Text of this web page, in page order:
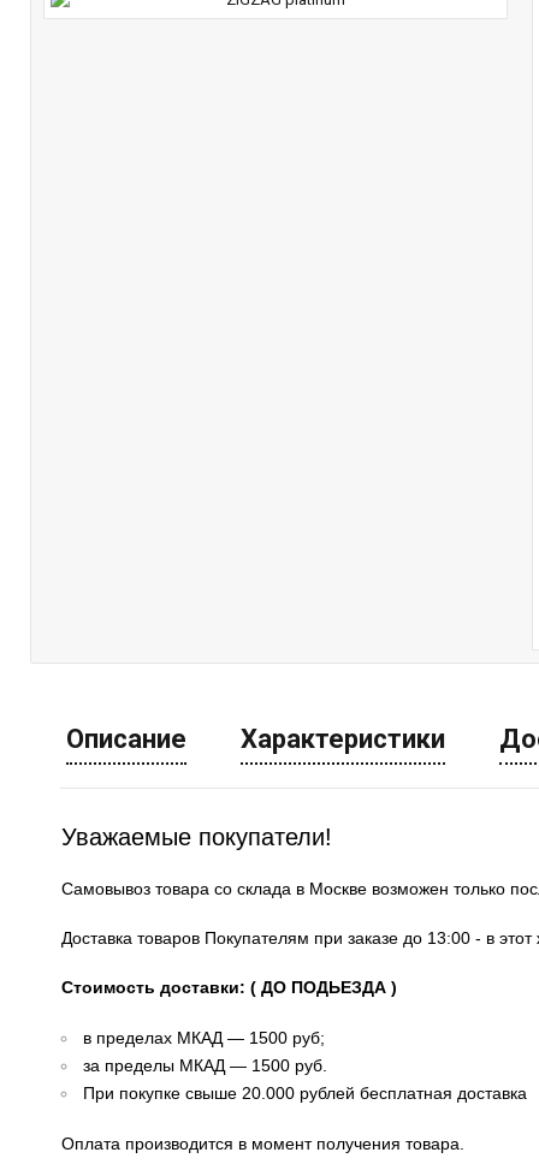
Описание Характеристики
Уважаемые покупатели!
Самовывоз товара со склада в Москве возможен только
Доставка товаров Покупателям при заказе до 13:00 - в
Стоимость доставки: ( ДО ПОДЬЕЗДА )
в пределах МКАД — 1500 руб;
за пределы МКАД — 1500 руб.
При покупке свыше 20.000 рублей бесплатная доставка
Оплата производится в момент получения товара.